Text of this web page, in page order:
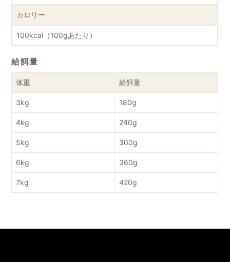
カロリー
100kcal（100gあたり）
給餌量
体重 給餌量
3kg 180g
4kg 240g
5kg 300g
6kg 360g
7kg 420g